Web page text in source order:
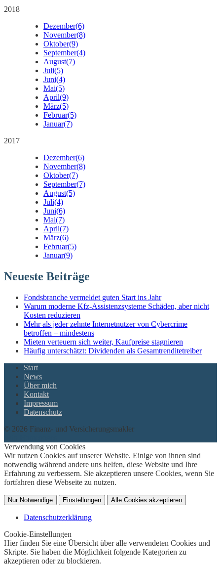
2018
Dezember(6)
November(8)
Oktober(9)
September(4)
August(7)
Juli(5)
Juni(4)
Mai(5)
April(9)
März(5)
Februar(5)
Januar(7)
2017
Dezember(6)
November(8)
Oktober(7)
September(7)
August(5)
Juli(4)
Juni(6)
Mai(7)
April(7)
März(6)
Februar(5)
Januar(9)
Neueste Beiträge
Fondsbranche vermeldet guten Start ins Jahr
Warum moderne Kfz-Assistenzsysteme Schäden, aber nicht
Kosten reduzieren
Mehr als jeder zehnte Internetnutzer von Cybercrime
betroffen – mindestens
Mieten verteuern sich weiter, Kaufpreise stagnieren
Häufig unterschätzt: Dividenden als Gesamtrenditetreiber
Start
News
Über mich
Kontakt
Impressum
Datenschutz
© 2026 Finanz- und Versicherungsmakler
Verwendung von Cookies
Wir nutzen Cookies auf unserer Website. Einige von ihnen sind
notwendig während andere uns helfen, diese Website und Ihre
Erfahrung zu verbessern. Sie akzeptieren unsere Cookies, wenn Sie
fortfahren diese Webseite zu nutzen.
Nur Notwendige Einstellungen Alle Cookies akzeptieren
Datenschutzerklärung
Cookie-Einstellungen
Hier finden Sie eine Übersicht über alle verwendeten Cookies und
Skripte. Sie haben die Möglichkeit folgende Kategorien zu
akzeptieren oder zu blockieren.